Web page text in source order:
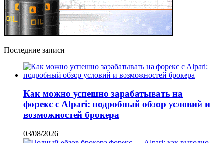
Последние записи
Как можно успешно зарабатывать на
форекс с Alpari: подробный обзор условий и
возможностей брокера
03/08/2026